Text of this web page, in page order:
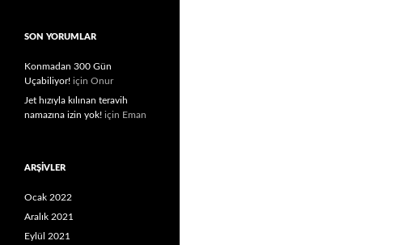
SON YORUMLAR
Konmadan 300 Gün
Uçabiliyor! için Onur
Jet hızıyla kılınan teravih
namazına izin yok! için Eman
ARŞIVLER
Ocak 2022
Aralık 2021
Eylül 2021